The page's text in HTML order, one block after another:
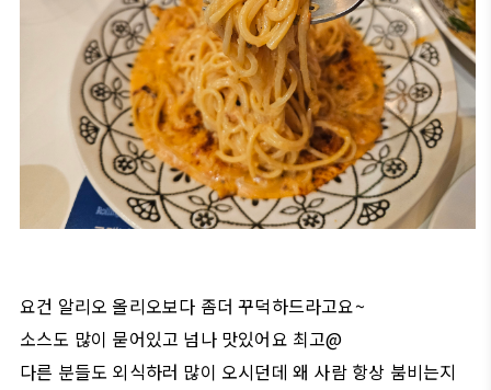
요건 알리오 올리오보다 좀더 꾸덕하드라고요~
소스도 많이 묻어있고 넘나 맛있어요 최고@
다른 분들도 외식하러 많이 오시던데 왜 사람 항상 붐비는지